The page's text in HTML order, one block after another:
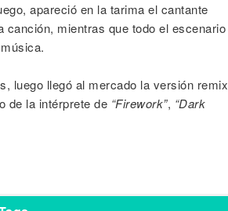
apareció en la tarima el cantante
mientras que todo el escenario
luego llegó al mercado la versión remix
de la intérprete de “Firework”, “Dark